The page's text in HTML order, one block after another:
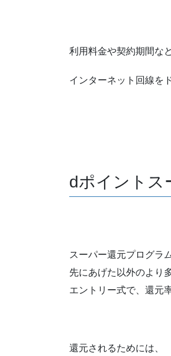
利用料金や契約期間な
インターネット回線を
dポイントス
スーパー還元プログラ
先にあげた以外のより
エントリー式で、還元
還元されるためには、